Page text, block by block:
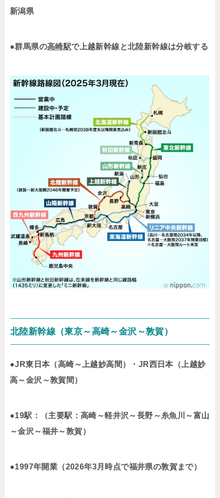
新潟県
●群馬県の高崎駅で上越新幹線と北陸新幹線は分岐する
北陸新幹線（東京～高崎～金沢～敦賀）
●JR東日本（高崎～上越妙高間）・JR西日本（上越妙
高～金沢～敦賀間）
●19駅：（主要駅：高崎～軽井沢～長野～糸魚川～富山
～金沢～福井～敦賀）
●1997年開業（2026年3月時点で福井県の敦賀まで）